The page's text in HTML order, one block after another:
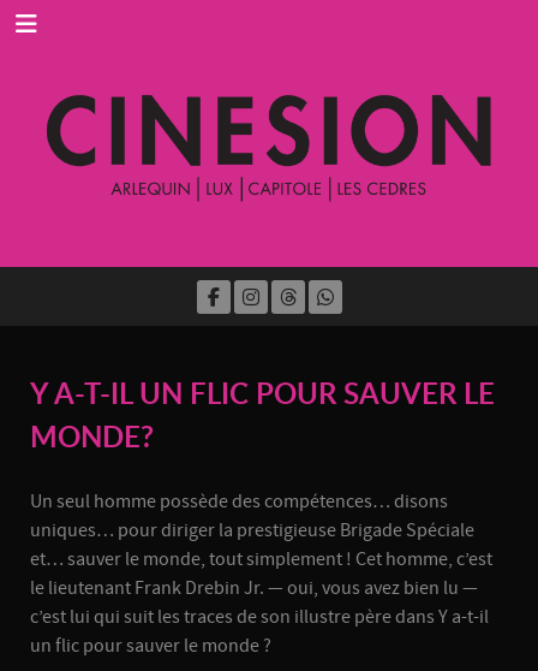
Y A-T-IL UN FLIC POUR SAUVER LE
MONDE?
Un seul homme possède des compétences… disons
uniques… pour diriger la prestigieuse Brigade Spéciale
et… sauver le monde, tout simplement ! Cet homme, c’est
le lieutenant Frank Drebin Jr. — oui, vous avez bien lu —
c’est lui qui suit les traces de son illustre père dans Y a-t-il
un flic pour sauver le monde ?